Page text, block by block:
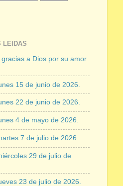
LEIDAS
a Dios por su amor
15 de junio de 2026.
22 de junio de 2026.
4 de mayo de 2026.
7 de julio de 2026.
29 de julio de
23 de julio de 2026.